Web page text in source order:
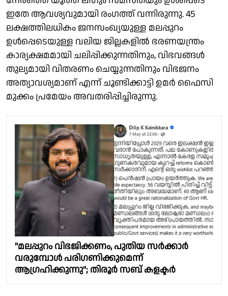
ഇതേ ആവശ്യവുമായി രംഗത്ത് വന്നിരുന്നു. 45
ലക്ഷത്തിലധികം ജനസംഖ്യയുള്ള മലപ്പുറം
ഉൾപ്പെടെയുള്ള വലിയ ജില്ലകളിൽ ഭരണയന്ത്രം
കാര്യക്ഷമമായി ചലിപ്പിക്കുന്നതിനും, വിഭവങ്ങൾ
തുല്യമായി വിതരണം ചെയ്യുന്നതിനും വിഭജനം
അത്യാവശ്യമാണ് എന്ന് ചൂണ്ടിക്കാട്ടി ഉമർ ഫൈസി
മുക്കം പ്രമേയം അവതരിപ്പിച്ചിരുന്നു.
"മലപ്പുറം വിഭജിക്കണം, പുതിയ സർക്കാർ
വരുമ്പോൾ പരിഗണിക്കുമെന്ന്
ആഗ്രഹിക്കുന്നു"; തിരൂർ സബ് കളക്ടർ